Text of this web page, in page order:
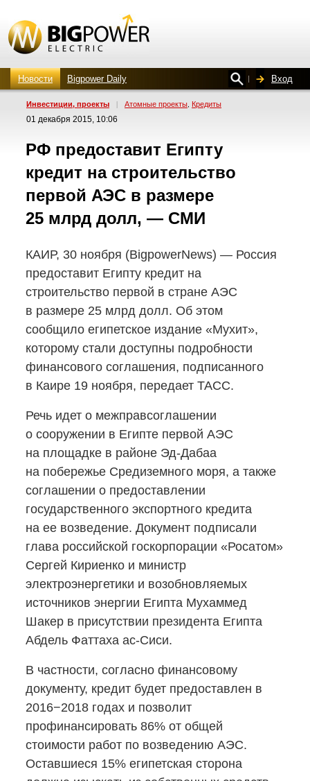
Новости Bigpower Daily Вход
Инвестиции, проекты | Атомные проекты Кредиты
01 декабря 2015, 10:06
РФ предоставит Египту
кредит на строительство
первой АЭС в размере
25 млрд долл, — СМИ
КАИР, 30 ноября (BigpowerNews) — Россия
предоставит Египту кредит на
строительство первой в стране АЭС
в размере 25 млрд долл. Об этом
сообщило египетское издание «Мухит»,
которому стали доступны подробности
финансового соглашения, подписанного
в Каире 19 ноября, передает ТАСС.
Речь идет о межправсоглашении
о сооружении в Египте первой АЭС
на площадке в районе Эд-Дабаа
на побережье Средиземного моря, а также
соглашении о предоставлении
государственного экспортного кредита
на ее возведение. Документ подписали
глава российской госкорпорации «Росатом»
Сергей Кириенко и министр
электроэнергетики и возобновляемых
источников энергии Египта Мухаммед
Шакер в присутствии президента Египта
Абдель Фаттаха ас-Сиси.
В частности, согласно финансовому
документу, кредит будет предоставлен в
2016−2018 годах и позволит
профинансировать 86% от общей
стоимости работ по возведению АЭС.
Оставшиеся 15% египетская сторона